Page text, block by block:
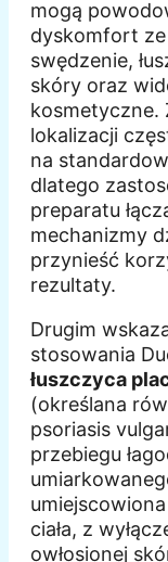
mogą
dyskomfort
swędzenie,
skóry oraz
kosmetyczne.
lokalizacji
na
dlatego
preparatu
mechanizmy
przynieść
rezultaty.
Drugim
stosowania
łuszczyca
(określana
psoriasis
przebiegu
ciała, z
owłosionej